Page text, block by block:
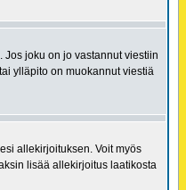
joku on jo vastannut viestiin
ylläpito on muokannut viestiä
allekirjoituksen. Voit myös
lisää allekirjoitus laatikosta